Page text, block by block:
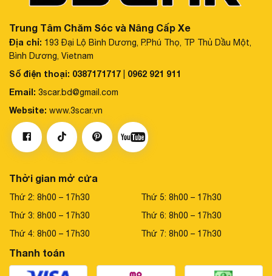
Trung Tâm Chăm Sóc và Nâng Cấp Xe
Địa chỉ: 193 Đại Lộ Bình Dương, P.Phú Thọ, TP Thủ Dầu Một,
Bình Dương, Vietnam
Số điện thoại: 0387171717
0962 921 911
Email: 3scar.bd@gmail.com
Website: www.3scar.vn
Thời gian mở cửa
Thứ 2: 8h00 – 17h30
Thứ 3: 8h00 – 17h30
Thứ 4: 8h00 – 17h30
Thứ 5: 8h00 – 17h30
Thứ 6: 8h00 – 17h30
Thứ 7: 8h00 – 17h30
Thanh toán